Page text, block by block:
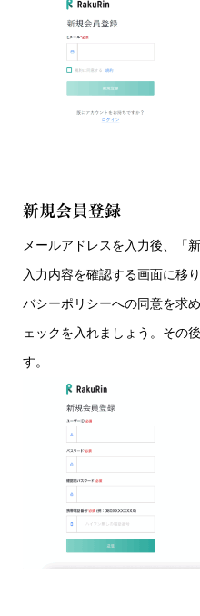
新規会員登録
メールアドレスを入力後、「
入力内容を確認する画面に移
バシーポリシーへの同意を求
ェックを入れましょう。その
す。